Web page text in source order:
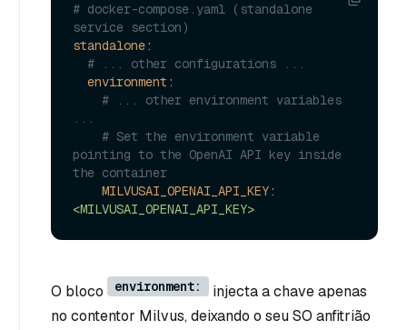
# docker-compose.yaml (standalone
service section)
standalone:
# ... other configurations ...
environment:
# ... other environment variables
...
# Set the environment variable
pointing to the OpenAI API key inside
the container
MILVUSAI_OPENAI_API_KEY:
<MILVUSAI_OPENAI_API_KEY>
O bloco environment:
injecta a chave apenas
no contentor Milvus, deixando o seu SO anfitrião